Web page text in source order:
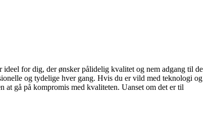
for dig, der ønsker pålidelig kvalitet og nem adgang til de
og tydelige hver gang. Hvis du er vild med teknologi og
at gå på kompromis med kvaliteten. Uanset om det er til